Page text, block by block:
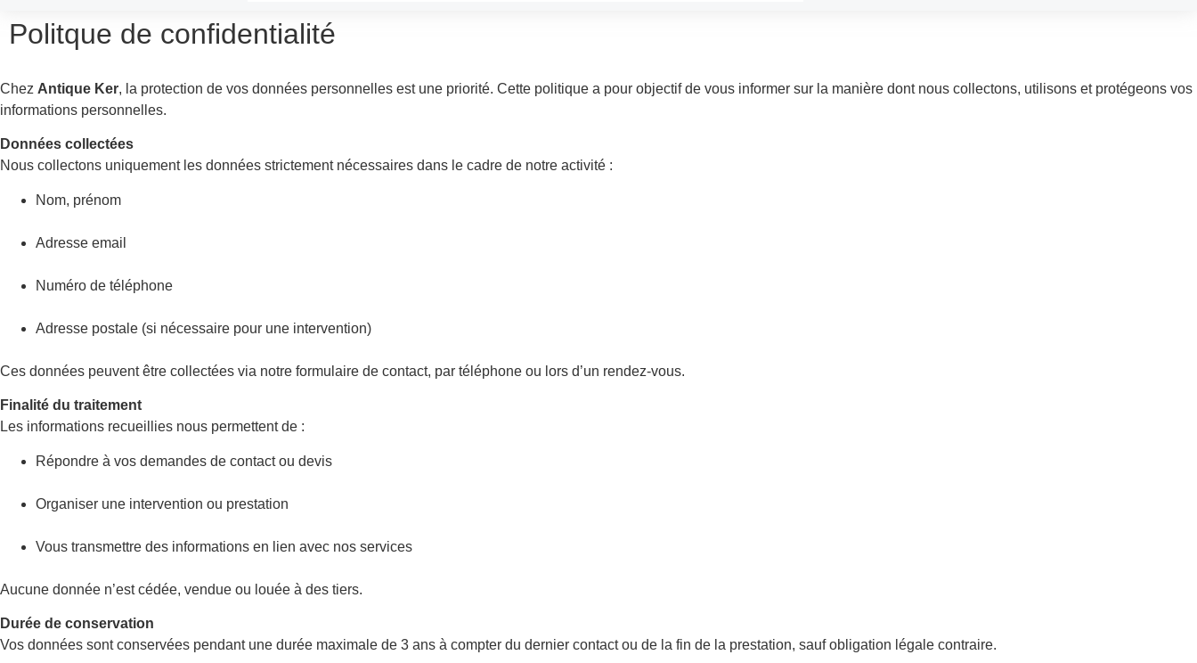
Politque de confidentialité
Chez Antique Ker, la protection de vos données personnelles est une priorité. Cette politique a pour objectif de vous informer sur la manière dont nous collectons, utilisons et protégeons vos
informations personnelles.
Données collectées
Nous collectons uniquement les données strictement nécessaires dans le cadre de notre activité :
Nom, prénom
Adresse email
Numéro de téléphone
Adresse postale (si nécessaire pour une intervention)
Ces données peuvent être collectées via notre formulaire de contact, par téléphone ou lors d’un rendez-vous.
Finalité du traitement
Les informations recueillies nous permettent de :
Répondre à vos demandes de contact ou devis
Organiser une intervention ou prestation
Vous transmettre des informations en lien avec nos services
Aucune donnée n’est cédée, vendue ou louée à des tiers.
Durée de conservation
Vos données sont conservées pendant une durée maximale de 3 ans à compter du dernier contact ou de la fin de la prestation, sauf obligation légale contraire.